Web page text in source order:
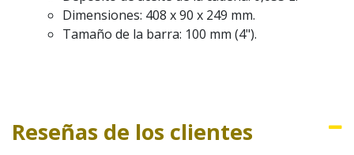
Dimensiones: 408 x 90 x 249 mm.
Tamaño de la barra: 100 mm (4").
Reseñas de los clientes